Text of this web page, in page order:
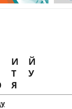
И
Й
Т
У
Я